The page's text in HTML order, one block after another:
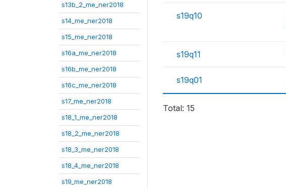
s13b_2_me_ner2018
s14_me_ner2018
s15_me_ner2018
s16a_me_ner2018
s16b_me_ner2018
s16c_me_ner2018
s17_me_ner2018
s18_1_me_ner2018
s18_2_me_ner2018
s18_3_me_ner2018
s18_4_me_ner2018
s19_me_ner2018
s19q10
s19q11
s19q01
Total: 15